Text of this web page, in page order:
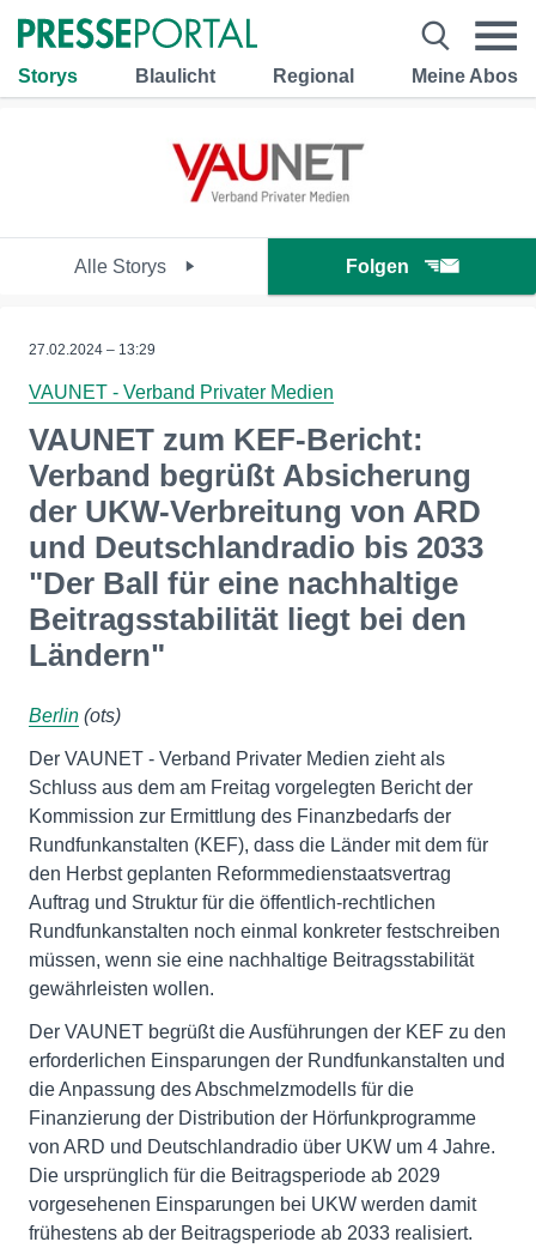
Storys Blaulicht Regional Meine Abos
Alle Storys Folgen
27.02.2024 – 13:29
VAUNET - Verband Privater Medien
VAUNET zum KEF-Bericht:
Verband begrüßt Absicherung
der UKW-Verbreitung von ARD
und Deutschlandradio bis 2033
"Der Ball für eine nachhaltige
Beitragsstabilität liegt bei den
Ländern"
Berlin (ots)
Der VAUNET - Verband Privater Medien zieht als
Schluss aus dem am Freitag vorgelegten Bericht der
Kommission zur Ermittlung des Finanzbedarfs der
Rundfunkanstalten (KEF), dass die Länder mit dem für
den Herbst geplanten Reformmedienstaatsvertrag
Auftrag und Struktur für die öffentlich-rechtlichen
Rundfunkanstalten noch einmal konkreter festschreiben
müssen, wenn sie eine nachhaltige Beitragsstabilität
gewährleisten wollen.
Der VAUNET begrüßt die Ausführungen der KEF zu den
erforderlichen Einsparungen der Rundfunkanstalten und
die Anpassung des Abschmelzmodells für die
Finanzierung der Distribution der Hörfunkprogramme
von ARD und Deutschlandradio über UKW um 4 Jahre.
Die ursprünglich für die Beitragsperiode ab 2029
vorgesehenen Einsparungen bei UKW werden damit
frühestens ab der Beitragsperiode ab 2033 realisiert.